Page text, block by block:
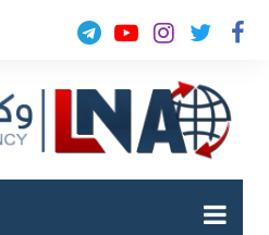
التجاوز